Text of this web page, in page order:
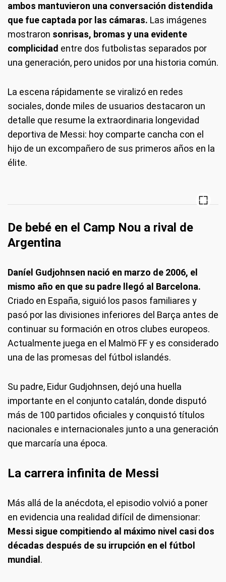
ambos mantuvieron una conversación distendida
que fue captada por las cámaras. Las imágenes
mostraron sonrisas, bromas y una evidente
complicidad entre dos futbolistas separados por
una generación, pero unidos por una historia común.
La escena rápidamente se viralizó en redes
sociales, donde miles de usuarios destacaron un
detalle que resume la extraordinaria longevidad
deportiva de Messi: hoy comparte cancha con el
hijo de un excompañero de sus primeros años en la
élite.
De bebé en el Camp Nou a rival de
Argentina
Daníel Gudjohnsen nació en marzo de 2006, el
mismo año en que su padre llegó al Barcelona.
Criado en España, siguió los pasos familiares y
pasó por las divisiones inferiores del Barça antes de
continuar su formación en otros clubes europeos.
Actualmente juega en el Malmö FF y es considerado
una de las promesas del fútbol islandés.
Su padre, Eidur Gudjohnsen, dejó una huella
importante en el conjunto catalán, donde disputó
más de 100 partidos oficiales y conquistó títulos
nacionales e internacionales junto a una generación
que marcaría una época.
La carrera infinita de Messi
Más allá de la anécdota, el episodio volvió a poner
en evidencia una realidad difícil de dimensionar:
Messi sigue compitiendo al máximo nivel casi dos
décadas después de su irrupción en el fútbol
mundial .